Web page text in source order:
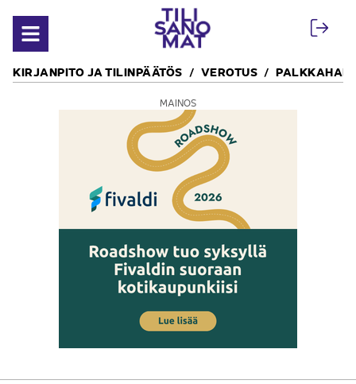
Avaa valikko
KIRJANPITO JA TILINPÄÄTÖS VEROTUS
MAINOS